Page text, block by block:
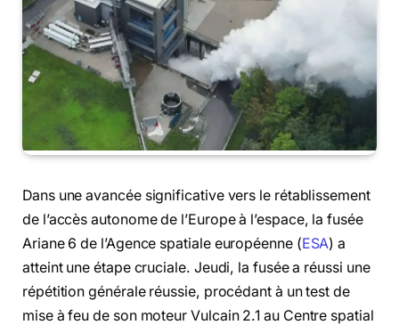
Dans une avancée significative vers le rétablissement
de l’accès autonome de l’Europe à l’espace, la fusée
Ariane 6 de l’Agence spatiale européenne (ESA) a
atteint une étape cruciale. Jeudi, la fusée a réussi une
répétition générale réussie, procédant à un test de
mise à feu de son moteur Vulcain 2.1 au Centre spatial